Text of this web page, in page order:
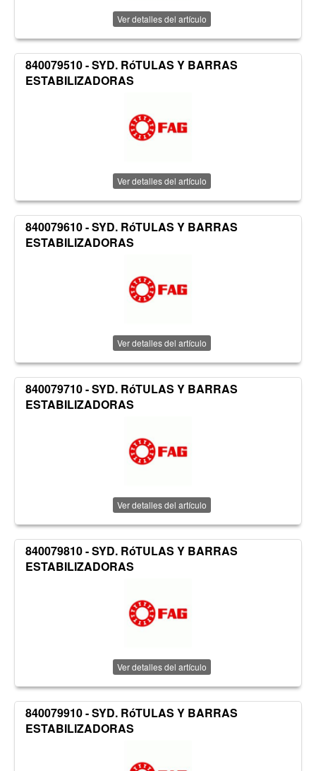
Ver detalles del artículo
840079510 - SYD. RóTULAS Y BARRAS
ESTABILIZADORAS
Ver detalles del artículo
840079610 - SYD. RóTULAS Y BARRAS
ESTABILIZADORAS
Ver detalles del artículo
840079710 - SYD. RóTULAS Y BARRAS
ESTABILIZADORAS
Ver detalles del artículo
840079810 - SYD. RóTULAS Y BARRAS
ESTABILIZADORAS
Ver detalles del artículo
840079910 - SYD. RóTULAS Y BARRAS
ESTABILIZADORAS